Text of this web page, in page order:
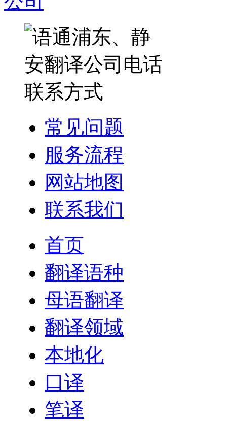
常见问题
服务流程
网站地图
联系我们
首页
翻译语种
母语翻译
翻译领域
本地化
口译
笔译